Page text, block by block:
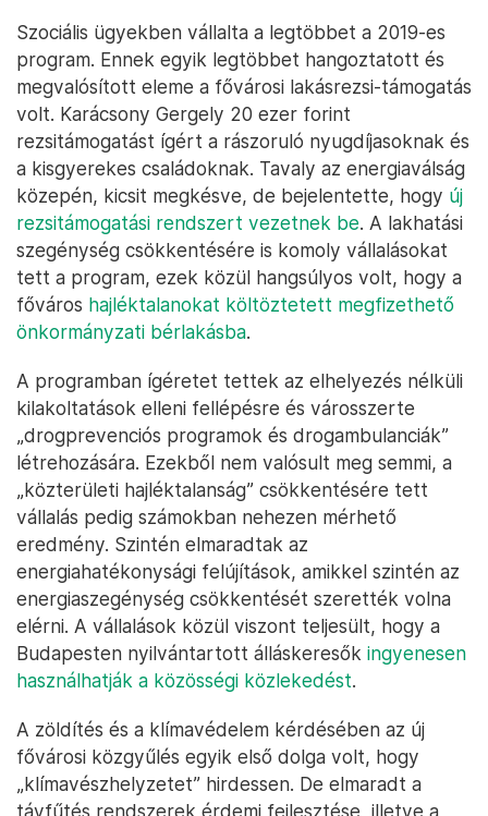
Szociális ügyekben vállalta a legtöbbet a 2019-es
program. Ennek egyik legtöbbet hangoztatott és
megvalósított eleme a fővárosi lakásrezsi-támogatás
volt. Karácsony Gergely 20 ezer forint
rezsitámogatást ígért a rászoruló nyugdíjasoknak és
a kisgyerekes családoknak. Tavaly az energiaválság
közepén, kicsit megkésve, de bejelentette, hogy új
rezsitámogatási rendszert vezetnek be. A lakhatási
szegénység csökkentésére is komoly vállalásokat
tett a program, ezek közül hangsúlyos volt, hogy a
főváros hajléktalanokat költöztetett megfizethető
önkormányzati bérlakásba.
A programban ígéretet tettek az elhelyezés nélküli
kilakoltatások elleni fellépésre és városszerte
„drogprevenciós programok és drogambulanciák”
létrehozására. Ezekből nem valósult meg semmi, a
„közterületi hajléktalanság” csökkentésére tett
vállalás pedig számokban nehezen mérhető
eredmény. Szintén elmaradtak az
energiahatékonysági felújítások, amikkel szintén az
energiaszegénység csökkentését szerették volna
elérni. A vállalások közül viszont teljesült, hogy a
Budapesten nyilvántartott álláskeresők ingyenesen
használhatják a közösségi közlekedést.
A zöldítés és a klímavédelem kérdésében az új
fővárosi közgyűlés egyik első dolga volt, hogy
„klímavészhelyzetet” hirdessen. De elmaradt a